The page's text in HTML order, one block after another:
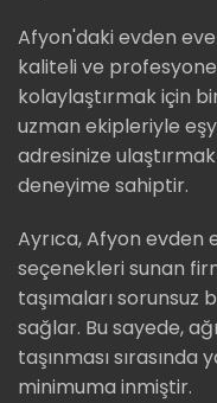
Afyon'daki evden
kaliteli ve
kolaylaştırmak için
uzman ekipleriyle
adresinize
deneyime sahiptir.
Ayrıca, Afyon evden
seçenekleri sunan
taşımaları sorunsuz
sağlar. Bu sayede,
taşınması
minimuma inmiştir.